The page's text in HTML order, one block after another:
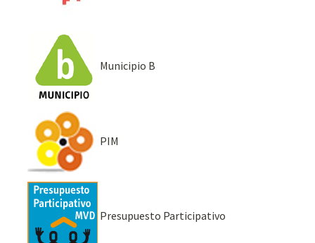
Municipio B
PIM
Presupuesto Participativo